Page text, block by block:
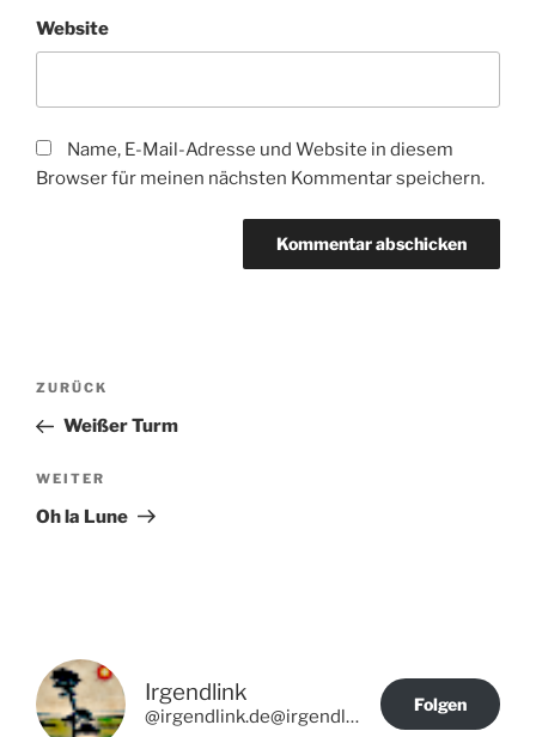
Website
Name, E-Mail-Adresse und Website in diesem
Browser für meinen nächsten Kommentar speichern.
Beitragsnavigation
Vorheriger
Beitrag
ZURÜCK
Weißer Turm
Nächster
Beitrag
WEITER
Oh la Lune
Irgendlink
@irgendlink.de@irgendlink.de
Folgen